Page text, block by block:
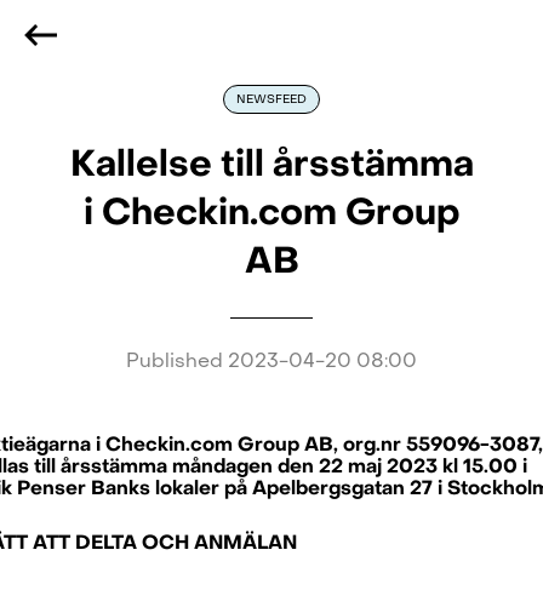
We are hiring
NEWSFEED
Kallelse till årsstämma
i Checkin.com Group
AB
Published 2023-04-20 08:00
i Checkin.com Group AB, org.nr 559096-3087,
till årsstämma måndagen den 22 maj 2023 kl 15.00 i
Penser Banks lokaler på Apelbergsgatan 27 i
ATT DELTA OCH ANMÄLAN